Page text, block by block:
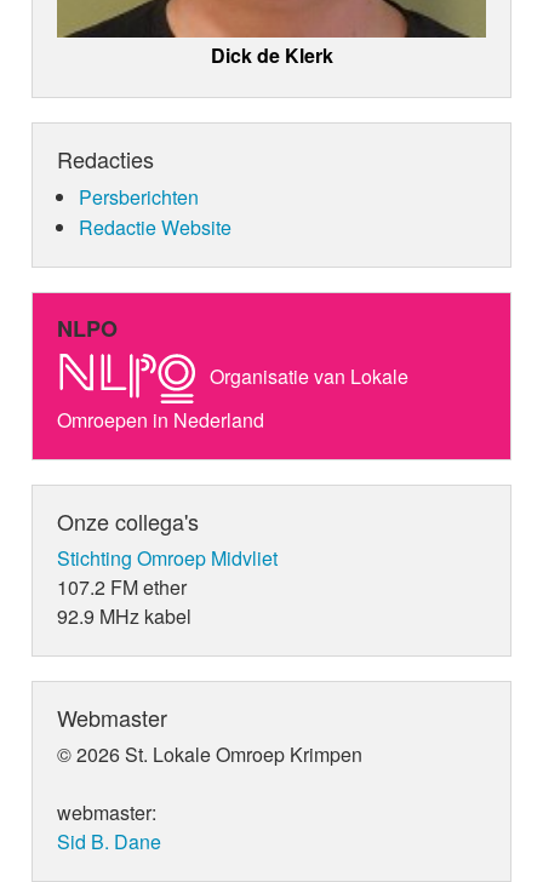
Dick de Klerk
Redacties
Persberichten
Redactie Website
NLPO
Organisatie van Lokale
Omroepen in Nederland
Onze collega's
Stichting Omroep Midvliet
107.2 FM ether
92.9 MHz kabel
Webmaster
© 2026 St. Lokale Omroep Krimpen
webmaster:
Sid B. Dane